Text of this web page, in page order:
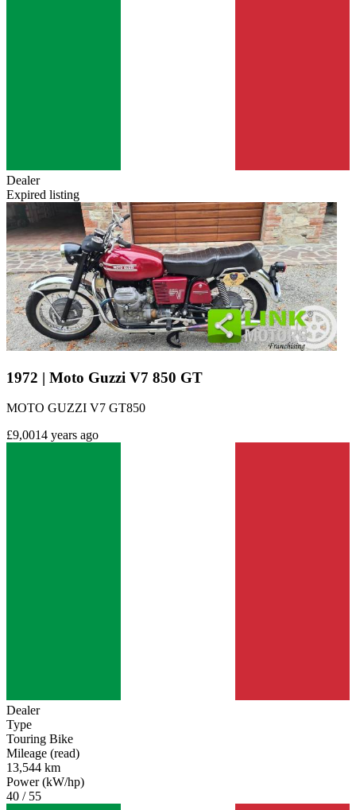
Dealer
Expired listing
1972 | Moto Guzzi V7 850 GT
MOTO GUZZI V7 GT850
£9,0014 years ago
Dealer
Type
Touring Bike
Mileage (read)
13,544 km
Power (kW/hp)
40 / 55